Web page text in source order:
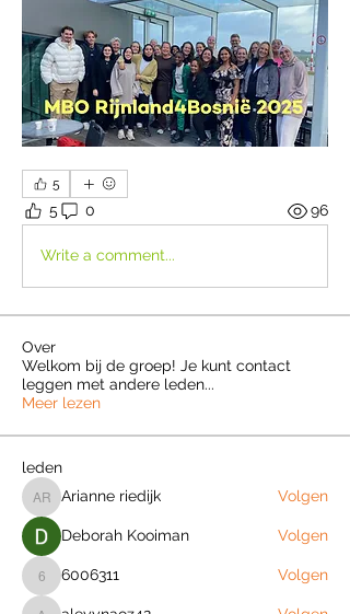
5
5 0 96
Write a comment...
Over
Welkom bij de groep! Je kunt contact
leggen met andere leden...
Meer lezen
leden
Arianne riedijk
Arianne riedijk Volgen
Deborah Kooiman Volgen
6006311
6006311 Volgen